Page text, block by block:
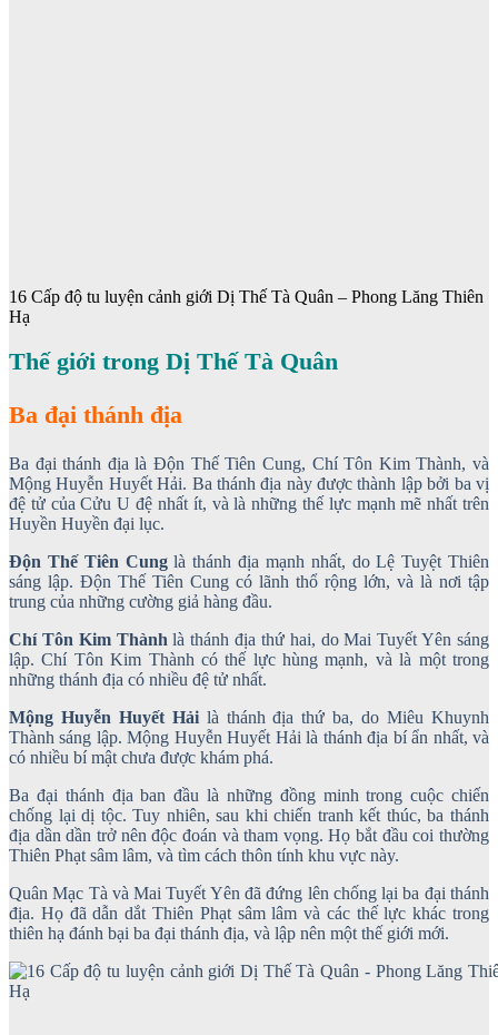
16 Cấp độ tu luyện cảnh giới Dị Thế Tà Quân – Phong Lăng Thiên
Hạ
Thế giới trong Dị Thế Tà Quân
Ba đại thánh địa
Ba đại thánh địa là Độn Thế Tiên Cung, Chí Tôn Kim Thành, và
Mộng Huyễn Huyết Hải. Ba thánh địa này được thành lập bởi ba vị
đệ tử của Cửu U đệ nhất ít, và là những thế lực mạnh mẽ nhất trên
Huyền Huyền đại lục.
Độn Thế Tiên Cunglà thánh địa mạnh nhất, do Lệ Tuyệt Thiên
sáng lập. Độn Thế Tiên Cung có lãnh thổ rộng lớn, và là nơi tập
trung của những cường giả hàng đầu.
Chí Tôn Kim Thành là thánh địa thứ hai, do Mai Tuyết Yên sáng
lập. Chí Tôn Kim Thành có thế lực hùng mạnh, và là một trong
những thánh địa có nhiều đệ tử nhất.
Mộng Huyễn Huyết Hảilà thánh địa thứ ba, do Miêu Khuynh
Thành sáng lập. Mộng Huyễn Huyết Hải là thánh địa bí ẩn nhất, và
có nhiều bí mật chưa được khám phá.
Ba đại thánh địa ban đầu là những đồng minh trong cuộc chiến
chống lại dị tộc. Tuy nhiên, sau khi chiến tranh kết thúc, ba thánh
địa dần dần trở nên độc đoán và tham vọng. Họ bắt đầu coi thường
Thiên Phạt sâm lâm, và tìm cách thôn tính khu vực này.
Quân Mạc Tà và Mai Tuyết Yên đã đứng lên chống lại ba đại thánh
địa. Họ đã dẫn dắt Thiên Phạt sâm lâm và các thế lực khác trong
thiên hạ đánh bại ba đại thánh địa, và lập nên một thế giới mới.